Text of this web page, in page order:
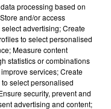
dans
fermés au
des traces
d'appliquer le
processing based on
and/or access
advertising; Create
to select personalised
Measure content
statistics or combinations
services; Create
select personalised
security, prevent and
advertising and content;